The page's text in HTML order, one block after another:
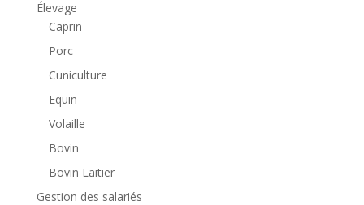
Élevage
Caprin
Porc
Cuniculture
Equin
Volaille
Bovin
Bovin Laitier
Gestion des salariés